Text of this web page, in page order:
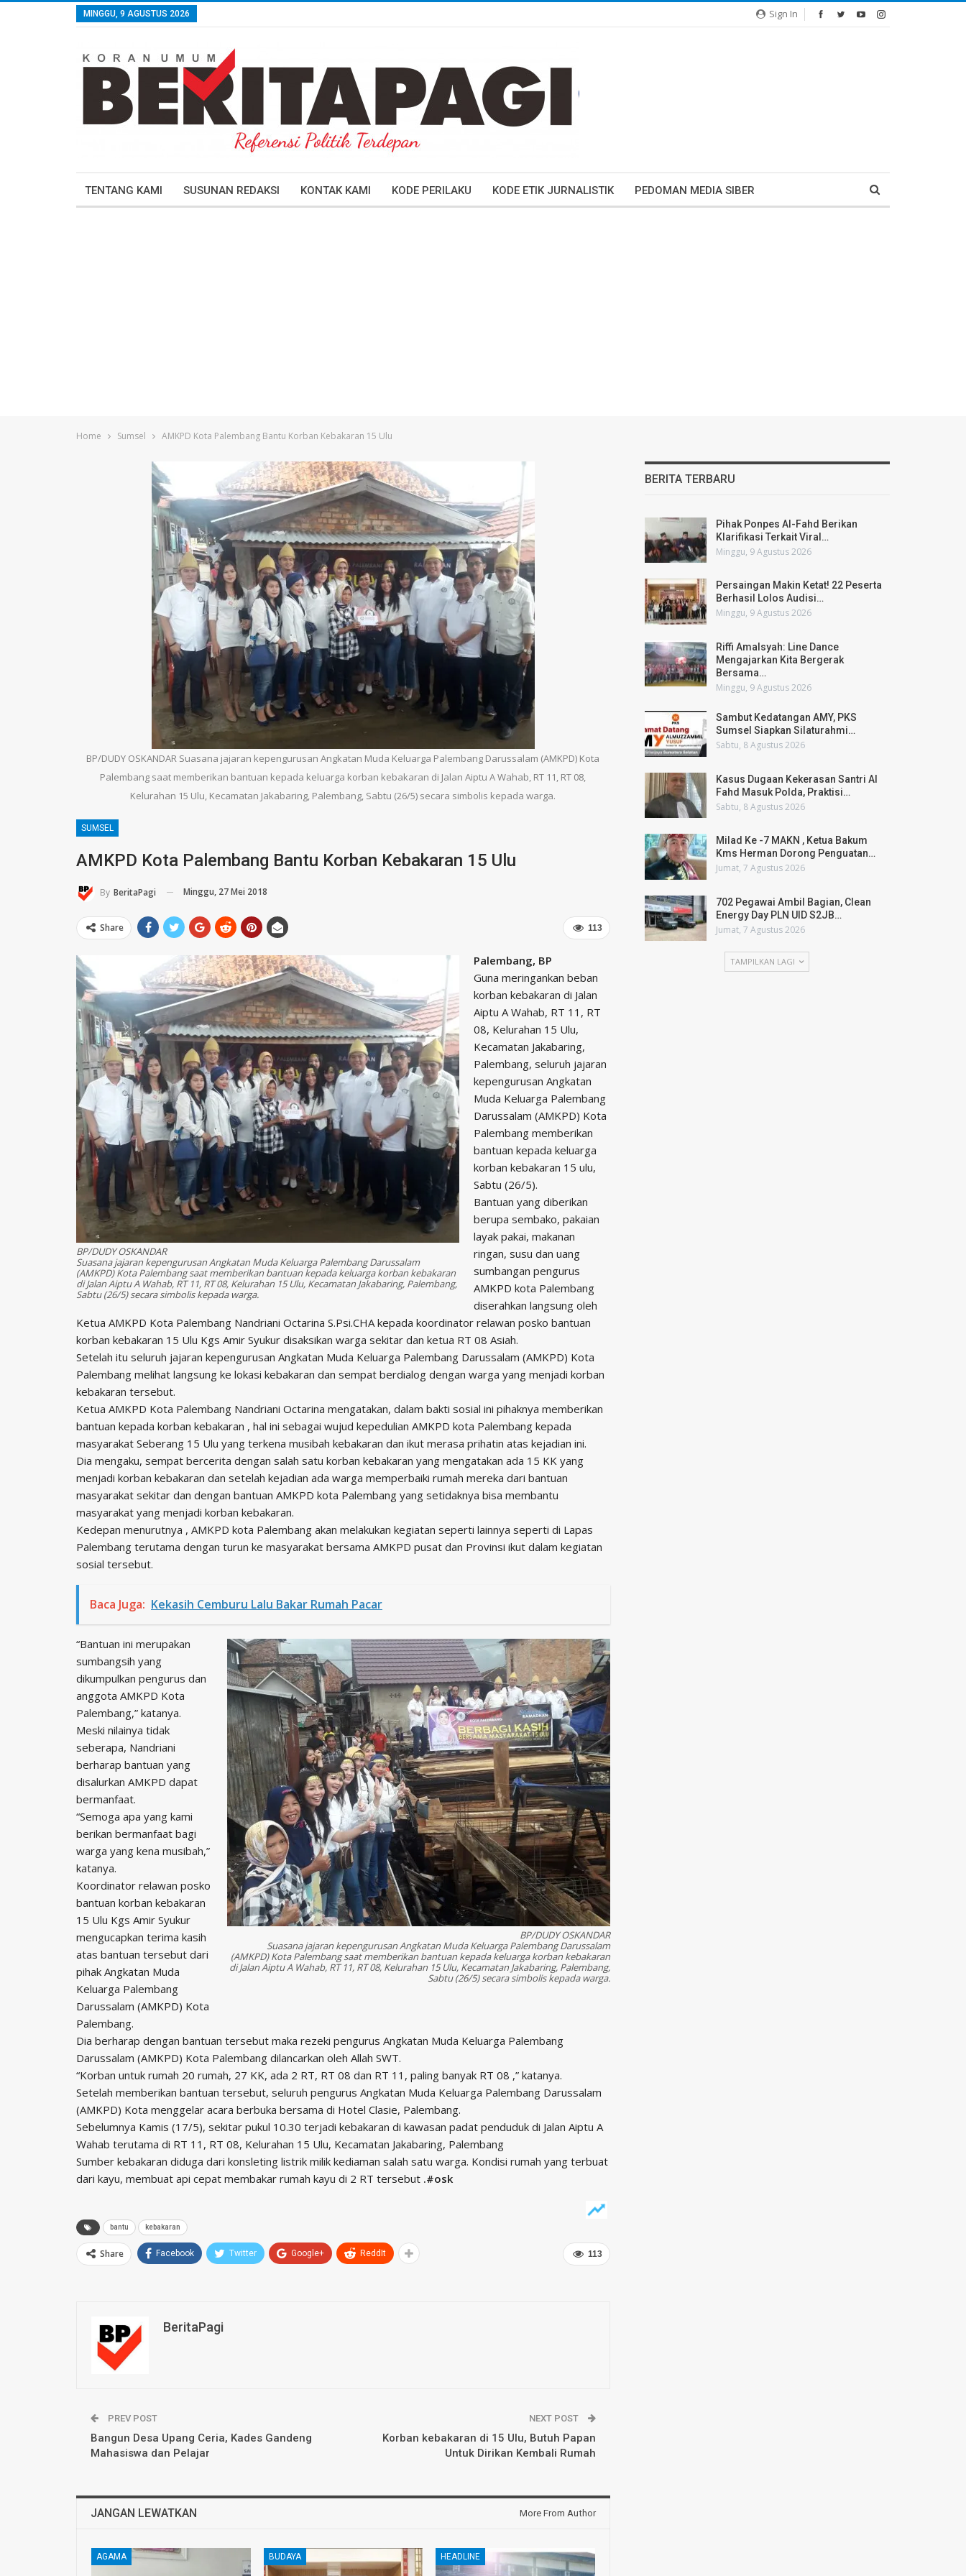
Sign In
MINGGU, 9 AGUSTUS 2026
TENTANG KAMI SUSUNAN REDAKSI KONTAK KAMI KODE PERILAKU KODE ETIK JURNALISTIK PEDOMAN MEDIA SIBER
Home Sumsel AMKPD Kota Palembang Bantu Korban Kebakaran 15 Ulu
BP/DUDY OSKANDAR Suasana jajaran kepengurusan Angkatan Muda Keluarga Palembang Darussalam (AMKPD) Kota
Palembang saat memberikan bantuan kepada keluarga korban kebakaran di Jalan Aiptu A Wahab, RT 11, RT 08,
Kelurahan 15 Ulu, Kecamatan Jakabaring, Palembang, Sabtu (26/5) secara simbolis kepada warga.
SUMSEL
AMKPD Kota Palembang Bantu Korban Kebakaran 15 Ulu
By BeritaPagi Minggu, 27 Mei 2018
113
Share
BP/DUDY OSKANDAR
Suasana jajaran kepengurusan Angkatan Muda Keluarga Palembang Darussalam
(AMKPD) Kota Palembang saat memberikan bantuan kepada keluarga korban kebakaran
di Jalan Aiptu A Wahab, RT 11, RT 08, Kelurahan 15 Ulu, Kecamatan Jakabaring, Palembang,
Sabtu (26/5) secara simbolis kepada warga.
Palembang, BP
Guna meringankan beban
korban kebakaran di Jalan
Aiptu A Wahab, RT 11, RT
08, Kelurahan 15 Ulu,
Kecamatan Jakabaring,
Palembang, seluruh jajaran
kepengurusan Angkatan
Muda Keluarga Palembang
Darussalam (AMKPD) Kota
Palembang memberikan
bantuan kepada keluarga
korban kebakaran 15 ulu,
Sabtu (26/5).
Bantuan yang diberikan
berupa sembako, pakaian
layak pakai, makanan
ringan, susu dan uang
sumbangan pengurus
AMKPD kota Palembang
diserahkan langsung oleh
Ketua AMKPD Kota Palembang Nandriani Octarina S.Psi.CHA kepada koordinator relawan posko bantuan
korban kebakaran 15 Ulu Kgs Amir Syukur disaksikan warga sekitar dan ketua RT 08 Asiah.
Setelah itu seluruh jajaran kepengurusan Angkatan Muda Keluarga Palembang Darussalam (AMKPD) Kota
Palembang melihat langsung ke lokasi kebakaran dan sempat berdialog dengan warga yang menjadi korban
kebakaran tersebut.
Ketua AMKPD Kota Palembang Nandriani Octarina mengatakan, dalam bakti sosial ini pihaknya memberikan
bantuan kepada korban kebakaran , hal ini sebagai wujud kepedulian AMKPD kota Palembang kepada
masyarakat Seberang 15 Ulu yang terkena musibah kebakaran dan ikut merasa prihatin atas kejadian ini.
Dia mengaku, sempat bercerita dengan salah satu korban kebakaran yang mengatakan ada 15 KK yang
menjadi korban kebakaran dan setelah kejadian ada warga memperbaiki rumah mereka dari bantuan
masyarakat sekitar dan dengan bantuan AMKPD kota Palembang yang setidaknya bisa membantu
masyarakat yang menjadi korban kebakaran.
Kedepan menurutnya , AMKPD kota Palembang akan melakukan kegiatan seperti lainnya seperti di Lapas
Palembang terutama dengan turun ke masyarakat bersama AMKPD pusat dan Provinsi ikut dalam kegiatan
sosial tersebut.
Baca Juga: Kekasih Cemburu Lalu Bakar Rumah Pacar
BP/DUDY OSKANDAR
Suasana jajaran kepengurusan Angkatan Muda Keluarga Palembang Darussalam
(AMKPD) Kota Palembang saat memberikan bantuan kepada keluarga korban kebakaran
di Jalan Aiptu A Wahab, RT 11, RT 08, Kelurahan 15 Ulu, Kecamatan Jakabaring, Palembang,
Sabtu (26/5) secara simbolis kepada warga.
“Bantuan ini merupakan
sumbangsih yang
dikumpulkan pengurus dan
anggota AMKPD Kota
Palembang,” katanya.
Meski nilainya tidak
seberapa, Nandriani
berharap bantuan yang
disalurkan AMKPD dapat
bermanfaat.
“Semoga apa yang kami
berikan bermanfaat bagi
warga yang kena musibah,”
katanya.
Koordinator relawan posko
bantuan korban kebakaran
15 Ulu Kgs Amir Syukur
mengucapkan terima kasih
atas bantuan tersebut dari
pihak Angkatan Muda
Keluarga Palembang
Darussalam (AMKPD) Kota
Palembang.
Dia berharap dengan bantuan tersebut maka rezeki pengurus Angkatan Muda Keluarga Palembang
Darussalam (AMKPD) Kota Palembang dilancarkan oleh Allah SWT.
“Korban untuk rumah 20 rumah, 27 KK, ada 2 RT, RT 08 dan RT 11, paling banyak RT 08 ,” katanya.
Setelah memberikan bantuan tersebut, seluruh pengurus Angkatan Muda Keluarga Palembang Darussalam
(AMKPD) Kota menggelar acara berbuka bersama di Hotel Clasie, Palembang.
Sebelumnya Kamis (17/5), sekitar pukul 10.30 terjadi kebakaran di kawasan padat penduduk di Jalan Aiptu A
Wahab terutama di RT 11, RT 08, Kelurahan 15 Ulu, Kecamatan Jakabaring, Palembang
Sumber kebakaran diduga dari konsleting listrik milik kediaman salah satu warga. Kondisi rumah yang terbuat
dari kayu, membuat api cepat membakar rumah kayu di 2 RT tersebut .#osk
bantu kebakaran
113
Share Facebook Twitter Google+ ReddIt
BeritaPagi
PREV POST
Bangun Desa Upang Ceria, Kades Gandeng
Mahasiswa dan Pelajar
NEXT POST
Korban kebakaran di 15 Ulu, Butuh Papan
Untuk Dirikan Kembali Rumah
JANGAN LEWATKAN More From Author
AGAMA BUDAYA HEADLINE
BERITA TERBARU
Pihak Ponpes Al-Fahd Berikan
Klarifikasi Terkait Viral…
Minggu, 9 Agustus 2026
Persaingan Makin Ketat! 22 Peserta
Berhasil Lolos Audisi…
Minggu, 9 Agustus 2026
Riffi Amalsyah: Line Dance
Mengajarkan Kita Bergerak
Bersama…
Minggu, 9 Agustus 2026
Sambut Kedatangan AMY, PKS
Sumsel Siapkan Silaturahmi…
Sabtu, 8 Agustus 2026
Kasus Dugaan Kekerasan Santri Al
Fahd Masuk Polda, Praktisi…
Sabtu, 8 Agustus 2026
Milad Ke -7 MAKN , Ketua Bakum
Kms Herman Dorong Penguatan…
Jumat, 7 Agustus 2026
702 Pegawai Ambil Bagian, Clean
Energy Day PLN UID S2JB…
Jumat, 7 Agustus 2026
TAMPILKAN LAGI